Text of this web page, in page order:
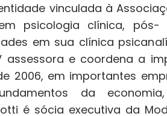
vinculada à
psicologia clínica, pós-
em sua clínica
assessora e coordena a
2006, em importantes
da
é sócia executiva da